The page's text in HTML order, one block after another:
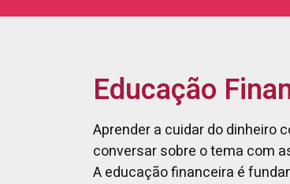
Educação
Aprender a cuidar do dinheiro
conversar sobre o tema com
A educação financeira é